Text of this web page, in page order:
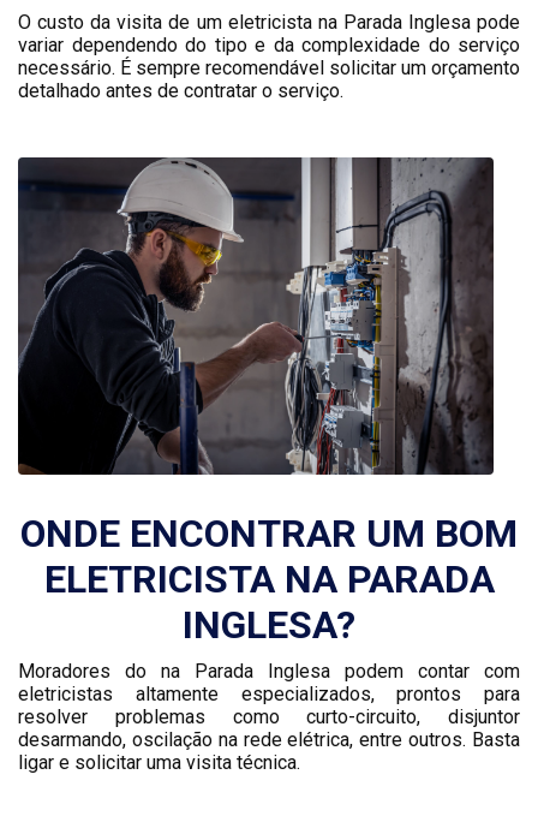
O custo da visita de um eletricista na Parada Inglesa pode
variar dependendo do tipo e da complexidade do serviço
necessário. É sempre recomendável solicitar um orçamento
detalhado antes de contratar o serviço.
ONDE ENCONTRAR UM BOM
ELETRICISTA NA PARADA
INGLESA?
Moradores do na Parada Inglesa podem contar com
eletricistas altamente especializados, prontos para
resolver problemas como curto-circuito, disjuntor
desarmando, oscilação na rede elétrica, entre outros. Basta
ligar e solicitar uma visita técnica.